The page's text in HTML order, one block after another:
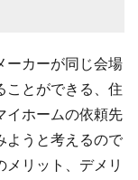
ーカーが同じ会場
ことができる、住
イホームの依頼先
ようと考えるので
リット、デメリ